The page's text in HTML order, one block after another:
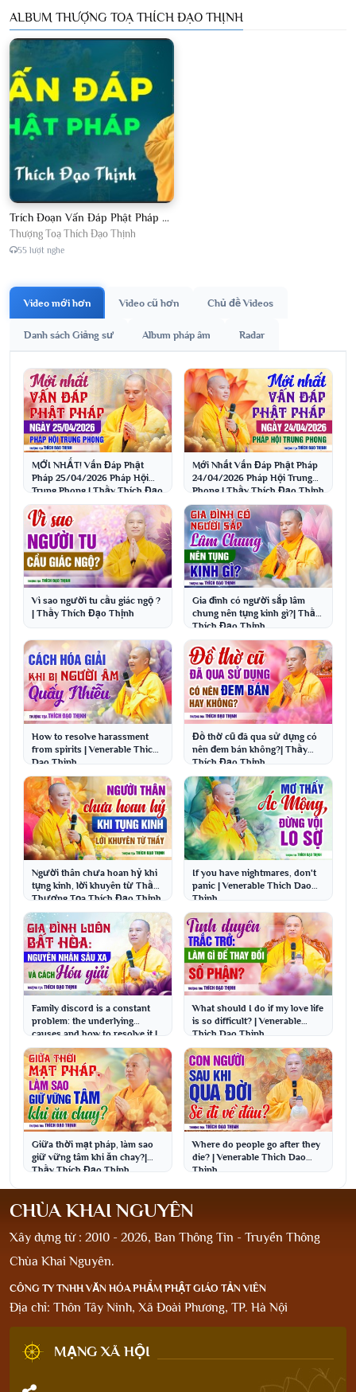
ALBUM THƯỢNG TOẠ THÍCH ĐẠO THỊNH
Trích Đoạn Vấn Đáp Phật Pháp 2026
Thượng Toạ Thích Đạo Thịnh
55 lượt nghe
Video mới hơn Video cũ hơn Chủ đề Videos
Danh sách Giảng sư Album pháp âm Radar
MỚI NHẤT! Vấn Đáp Phật
Pháp 25/04/2026 Pháp Hội
Trung Phong | Thầy Thích Đạo
Thịnh
Mới Nhất Vấn Đáp Phật Pháp
24/04/2026 Pháp Hội Trung
Phong | Thầy Thích Đạo Thịnh
Vì sao người tu cầu giác ngộ ?
| Thầy Thích Đạo Thịnh
Gia đình có người sắp lâm
chung nên tụng kinh gì?| Thầy
Thích Đạo Thịnh
How to resolve harassment
from spirits | Venerable Thich
Dao Thinh
Đồ thờ cũ đã qua sử dụng có
nên đem bán không?| Thầy
Thích Đạo Thịnh
Người thân chưa hoan hỷ khi
tụng kinh, lời khuyên từ Thầy |
Thượng Tọa Thích Đạo Thịnh
If you have nightmares, don't
panic | Venerable Thich Dao
Thinh
Family discord is a constant
problem: the underlying
causes and how to resolve it |
Venerable Thi...
What should I do if my love life
is so difficult? | Venerable
Thich Dao Thinh
Giữa thời mạt pháp, làm sao
giữ vững tâm khi ăn chay?|
Thầy Thích Đạo Thịnh
Where do people go after they
die? | Venerable Thich Dao
Thinh
CHÙA KHAI NGUYÊN
Xây dựng từ : 2010 - 2026, Ban Thông Tin - Truyền Thông
Chùa Khai Nguyên.
CÔNG TY TNHH VĂN HÓA PHẨM PHẬT GIÁO TẢN VIÊN
Địa chỉ: Thôn Tây Ninh, Xã Đoài Phương, TP. Hà Nội
MẠNG XÃ HỘI